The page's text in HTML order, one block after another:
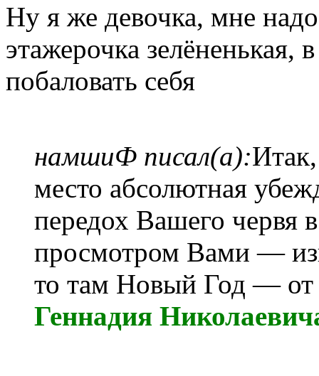
Ну я же девочка, мне
этажерочка зелëненькая,
побаловать себя
намшиФ писал(а):
место абсолютная
передох Вашего червя
просмотром Вами —
то там Новый Год — от
Геннадия